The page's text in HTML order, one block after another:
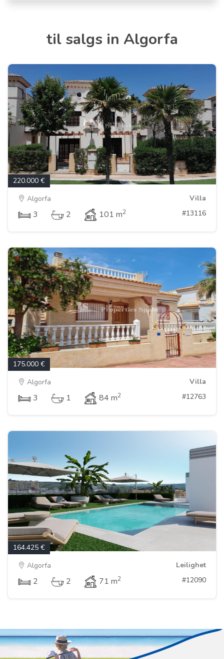
til salgs in Algorfa
220.000 €
Algorfa
Villa
3 2 101 m2 #13116
175.000 €
Algorfa
Villa
3 1 84 m2 #12763
164.425 €
Algorfa
Leilighet
2 2 71 m2 #12090